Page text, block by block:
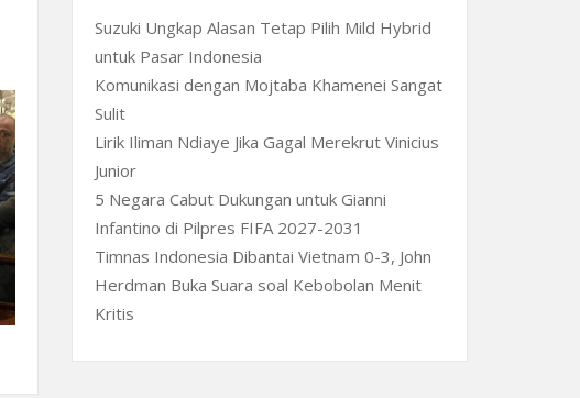
Suzuki Ungkap Alasan Tetap Pilih Mild Hybrid
untuk Pasar Indonesia
Komunikasi dengan Mojtaba Khamenei Sangat
Sulit
Lirik Iliman Ndiaye Jika Gagal Merekrut Vinicius
Junior
5 Negara Cabut Dukungan untuk Gianni
Infantino di Pilpres FIFA 2027-2031
Timnas Indonesia Dibantai Vietnam 0-3, John
Herdman Buka Suara soal Kebobolan Menit
Kritis